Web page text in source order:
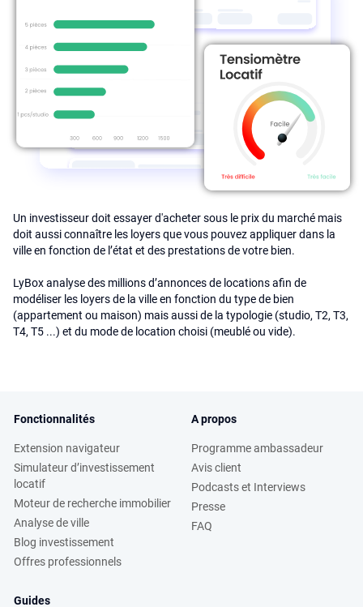
Un investisseur doit essayer d'acheter sous le prix du marché mais
doit aussi connaître les loyers que vous pouvez appliquer dans la
ville en fonction de l’état et des prestations de votre bien.
LyBox analyse des millions d’annonces de locations afin de
modéliser les loyers de la ville en fonction du type de bien
(appartement ou maison) mais aussi de la typologie (studio, T2, T3,
T4, T5 ...) et du mode de location choisi (meublé ou vide).
Fonctionnalités
Extension navigateur
Simulateur d’investissement
locatif
Moteur de recherche immobilier
Analyse de ville
Blog investissement
Offres professionnels
A propos
Programme ambassadeur
Avis client
Podcasts et Interviews
Presse
FAQ
Guides